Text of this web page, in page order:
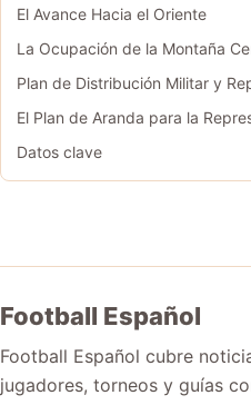
El Avance Hacia el Oriente
La Ocupación de la Montaña
Plan de Distribución Militar y
El Plan de Aranda para la
Datos clave
Football Español
Football Español cubre
jugadores, torneos y guías